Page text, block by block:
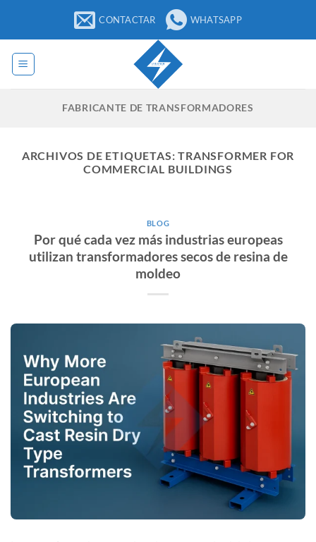
contenido
CONTACTAR WHATSAPP
FABRICANTE DE TRANSFORMADORES
ARCHIVOS DE ETIQUETAS:TRANSFORMER FOR
COMMERCIAL BUILDINGS
BLOG
Por qué cada vez más industrias europeas
utilizan transformadores secos de resina de
moldeo